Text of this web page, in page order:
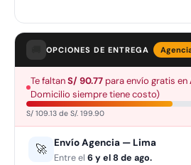
OPCIONES DE ENTREGA
Te faltanS/ 90.77 para envío gratis en
Domicilio siempre tiene costo)
S/ 109.13 de S/. 199.90
🚀 Envío Agencia — Lima
Entre el 6 y el 8 de ago.